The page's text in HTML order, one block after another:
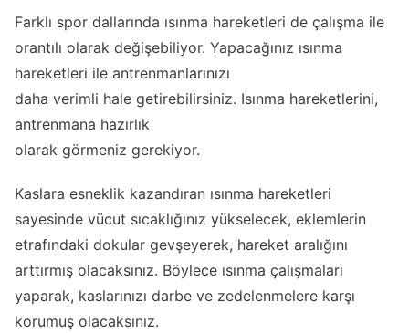
Farklı spor dallarında ısınma hareketleri de çalışma ile
orantılı olarak değişebiliyor. Yapacağınız ısınma
hareketleri ile antrenmanlarınızı
daha verimli hale getirebilirsiniz. Isınma hareketlerini,
antrenmana hazırlık
olarak görmeniz gerekiyor.
Kaslara esneklik kazandıran ısınma hareketleri
sayesinde vücut sıcaklığınız yükselecek, eklemlerin
etrafındaki dokular gevşeyerek, hareket aralığını
arttırmış olacaksınız. Böylece ısınma çalışmaları
yaparak, kaslarınızı darbe ve zedelenmelere karşı
korumuş olacaksınız.